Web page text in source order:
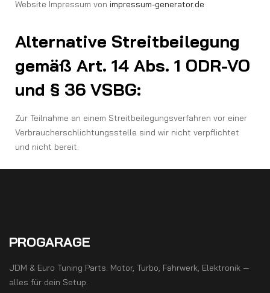
Website Impressum von impressum-generator.de
Alternative Streitbeilegung
gemäß Art. 14 Abs. 1 ODR-VO
und § 36 VSBG:
Zur Teilnahme an einem Streitbeilegungsverfahren vor einer
Verbraucherschlichtungsstelle sind wir nicht verpflichtet
und nicht bereit.
PROGARAGE
JDM & Euro Tuning Parts. Motor, Turbo, Fahrwerk, Elektronik —
alles für dein Setup.